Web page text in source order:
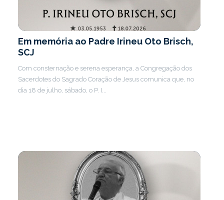
Em memória ao Padre Irineu Oto Brisch,
SCJ
Com consternação e serena esperança, a Congregação dos
Sacerdotes do Sagrado Coração de Jesus comunica que, no
dia 18 de julho, sábado, o P. I...